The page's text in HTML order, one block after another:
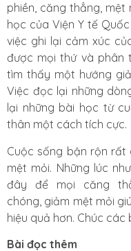
phiền, căng thẳng,
học của Viện Y tế
việc ghi lại cảm xúc
được mọi thứ và phân
tìm thấy một hướng
Việc đọc lại những
lại những bài học từ
thân một cách tích cực.
Cuộc sống bận rộn rất
mệt mỏi. Những lúc
đây để mọi căng
chóng, giảm mệt mỏi
hiệu quả hơn. Chúc các
Bài đọc thêm